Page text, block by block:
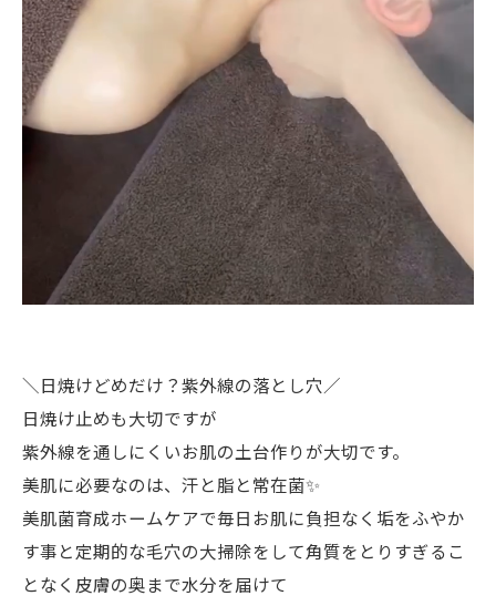
＼日焼けどめだけ？紫外線の落とし穴／
日焼け止めも大切ですが
紫外線を通しにくいお肌の土台作りが大切です。
美肌に必要なのは、汗と脂と常在菌✨
美肌菌育成ホームケアで毎日お肌に負担なく垢をふやか
す事と定期的な毛穴の大掃除をして角質をとりすぎるこ
となく皮膚の奥まで水分を届けて